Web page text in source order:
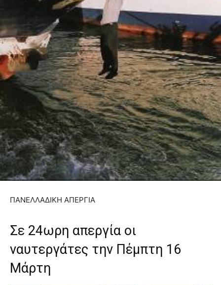
ΠΑΝΕΛΛΑΔΙΚΗ ΑΠΕΡΓΙΑ
Σε 24ωρη απεργία οι
ναυτεργάτες την Πέμπτη 16
Μάρτη